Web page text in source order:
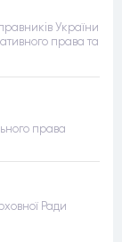
України
права та
права
Ради